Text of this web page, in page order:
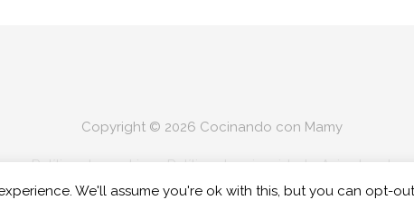
Copyright © 2026 Cocinando con Mamy
Política de cookies Política de privacidad
Aviso legal
We'll assume you're ok with this, but you can opt-